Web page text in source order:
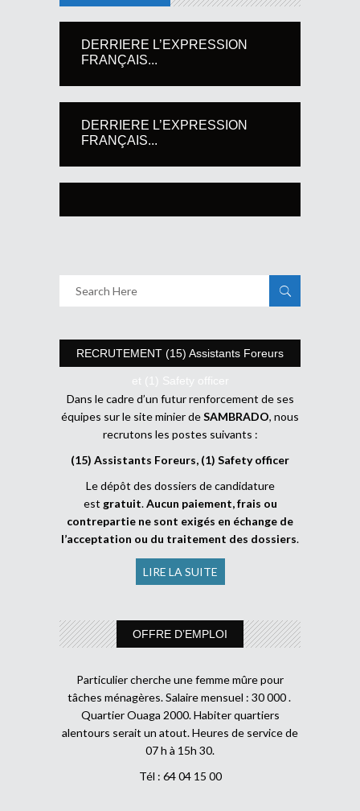
DERRIERE L’EXPRESSION
FRANÇAIS...
DERRIERE L’EXPRESSION
FRANÇAIS...
RECRUTEMENT (15) Assistants Foreurs
et (1) Safety officer
Dans le cadre d’un futur renforcement de ses
équipes sur le site minier deSAMBRADO, nous
recrutons les postes suivants :
(15) Assistants Foreurs, (1) Safety officer
Le dépôt des dossiers de candidature
est gratuit.Aucun paiement, frais ou
contrepartie ne sont exigés en échange de
l’acceptation ou du traitement des dossiers.
LIRE LA SUITE
OFFRE D’EMPLOI
Particulier cherche une femme mûre pour
tâches ménagères. Salaire mensuel : 30 000 .
Quartier Ouaga 2000. Habiter quartiers
alentours serait un atout. Heures de service de
07 h à 15h 30.
Tél : 64 04 15 00